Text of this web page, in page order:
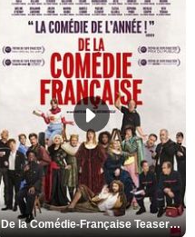
De la Comédie-Française Teaser VF